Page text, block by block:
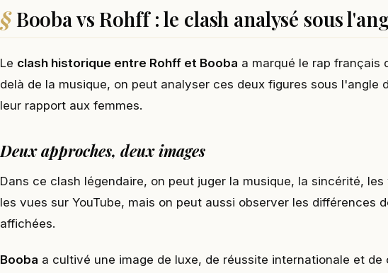
Booba vs Rohff : le clash analysé sous
Le clash historique entre Rohff et Booba a marqué le rap français
delà de la musique, on peut analyser ces deux figures sous l'angle
leur rapport aux femmes.
Deux approches, deux images
Dans ce clash légendaire, on peut juger la musique, la sincérité,
les vues sur YouTube, mais on peut aussi observer les différences
affichées.
Booba a cultivé une image de luxe, de réussite internationale et de